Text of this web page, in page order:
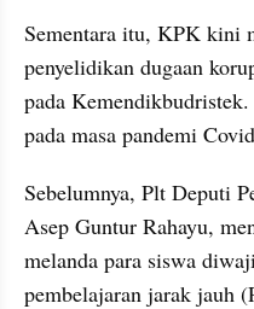
Sementara itu, KPK kini
penyelidikan dugaan
pada
pada masa pandemi
Sebelumnya, Plt Deputi
Asep Guntur Rahayu,
melanda para siswa
pembelajaran jarak jauh